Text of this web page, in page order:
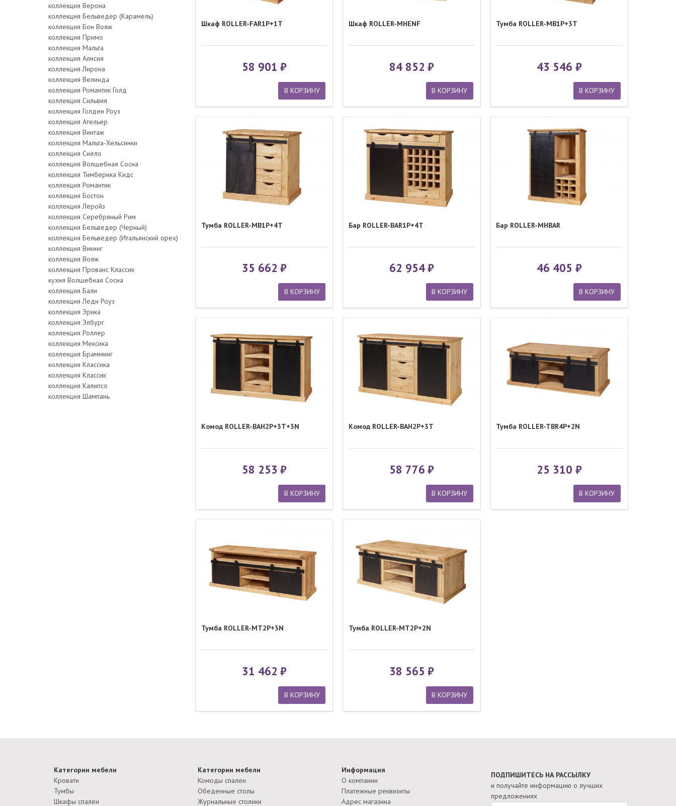
коллекция Верона
коллекция Бельведер (Карамель)
коллекция Бон Вояж
коллекция Примо
коллекция Мальта
коллекция Алисия
коллекция Лирона
коллекция Велинда
коллекция Романтик Голд
коллекция Сильвия
коллекция Голден Роуз
коллекция Ательер
коллекция Винтаж
коллекция Мальта-Хельсинки
коллекция Сиело
коллекция Волшебная Сосна
коллекция Тимберика Кидс
коллекция Романтик
коллекция Бостон
коллекция Леройз
коллекция Серебряный Рим
коллекция Бельведер (Черный)
коллекция Бельведер (Итальянский орех)
коллекция Викинг
коллекция Вояж
коллекция Прованс Классик
кухня Волшебная Сосна
коллекция Бали
коллекция Леди Роуз
коллекция Эрика
коллекция Элбург
коллекция Роллер
коллекция Мексика
коллекция Брамминг
коллекция Классика
коллекция Классик
коллекция Калипсо
коллекция Шампань
Шкаф ROLLER-FAR1P+1T
58 901
В КОРЗИНУ
Шкаф ROLLER-MHENF
84 852
В КОРЗИНУ
Тумба ROLLER-MB1P+3Т
43 546
В КОРЗИНУ
Тумба ROLLER-MB1P+4T
35 662
В КОРЗИНУ
Бар ROLLER-BAR1P+4T
62 954
В КОРЗИНУ
Бар ROLLER-MHBAR
46 405
В КОРЗИНУ
Комод ROLLER-BAH2P+3T+3N
58 253
В КОРЗИНУ
Комод ROLLER-BAH2P+3T
58 776
В КОРЗИНУ
Тумба ROLLER-TBR4P+2N
25 310
В КОРЗИНУ
Тумба ROLLER-MT2P+3N
31 462
В КОРЗИНУ
Тумба ROLLER-MT2P+2N
38 565
В КОРЗИНУ
Категории мебели
Кровати
Тумбы
Шкафы спален
Категории мебели
Комоды спален
Обеденные столы
Журнальные столики
Информация
О компании
Платежные реквизиты
Адрес магазина
ПОДПИШИТЕСЬ НА РАССЫЛКУ
и получайте информацию о лучших
предложениях